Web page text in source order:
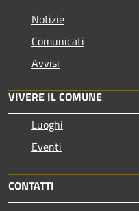
Notizie
Comunicati
Avvisi
VIVERE IL COMUNE
Luoghi
Eventi
CONTATTI